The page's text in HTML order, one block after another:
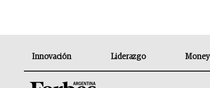
Innovación Liderazgo Money